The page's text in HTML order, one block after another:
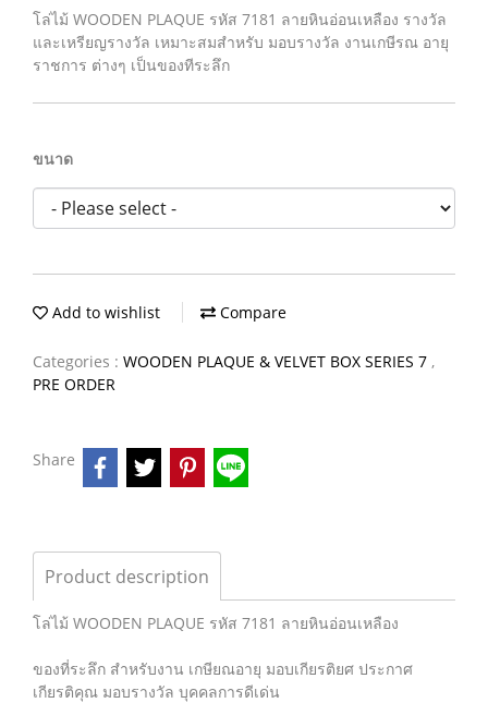
โล่ไม้ WOODEN PLAQUE รหัส 7181 ลายหินอ่อนเหลือง รางวัล
และเหรียญรางวัล เหมาะสมสำหรับ มอบรางวัล งานเกษีรณ อายุ
ราชการ ต่างๆ เป็นของทีระลึก
ขนาด
Add to wishlist Compare
Categories : WOODEN PLAQUE & VELVET BOX SERIES 7 ,
PRE ORDER
Share
Product description
โล่ไม้ WOODEN PLAQUE รหัส 7181 ลายหินอ่อนเหลือง
ของที่ระลึก สำหรับงาน เกษียณอายุ มอบเกียรติยศ ประกาศ
เกียรติคุณ มอบรางวัล บุคคลการดีเด่น